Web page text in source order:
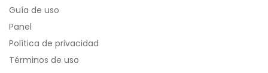
Guía de uso
Panel
Política de privacidad
Términos de uso